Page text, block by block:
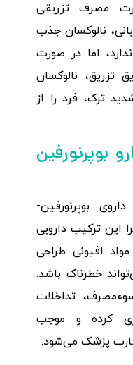
مصرف تزریقی
نالوکسان جذب
اما در صورت
تزریق، نالوکسان
ترک، فرد را از
بوپرنورفین
بوپرنورفین-
این ترکیب دارویی
افیونی طراحی
خطرناک باشد.
تداخلات
کرده و موجب
پزشک می‌شود.